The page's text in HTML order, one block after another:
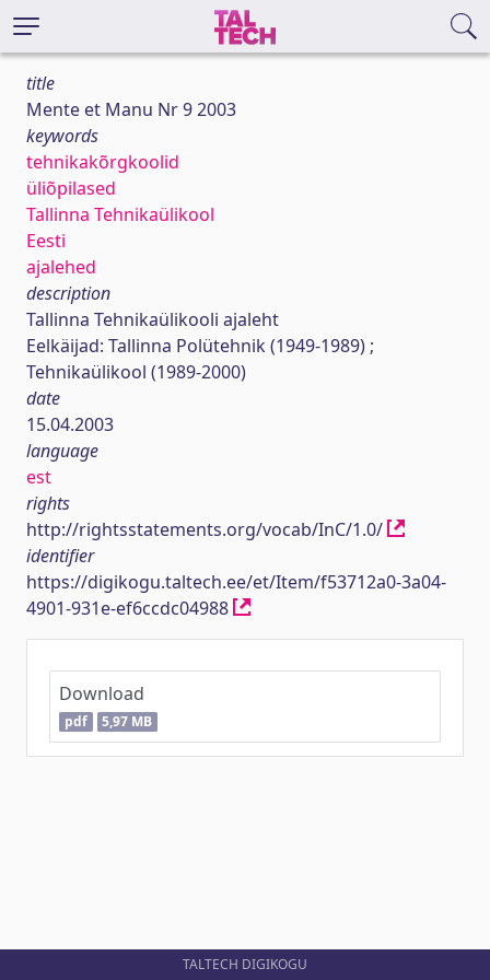
title
Mente et Manu Nr 9 2003
keywords
tehnikakõrgkoolid
üliõpilased
Tallinna Tehnikaülikool
Eesti
ajalehed
description
Tallinna Tehnikaülikooli ajaleht
Eelkäijad: Tallinna Polütehnik (1949-1989) ;
Tehnikaülikool (1989-2000)
date
15.04.2003
language
est
rights
http://rightsstatements.org/vocab/InC/1.0/
identifier
https://digikogu.taltech.ee/et/Item/f53712a0-3a04-
4901-931e-ef6ccdc04988
Download
pdf 5,97 MB
TALTECH DIGIKOGU